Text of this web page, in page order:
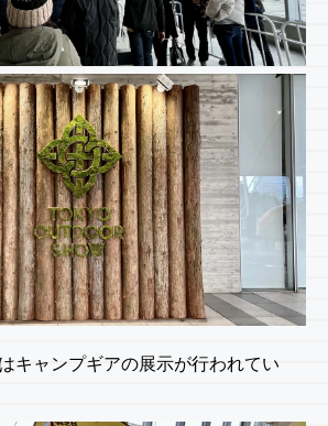
キャンプギアの展示が行われてい